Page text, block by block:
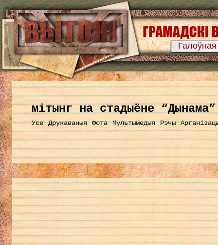
Галоўная
мітынг на стадыёне “Дынама”
Усе Друкаваныя Фота Мультымедыя Рэчы